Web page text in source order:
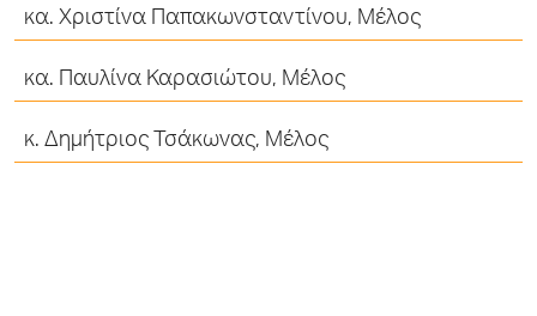
κα. Χριστίνα Παπακωνσταντίνου, Μέλος
κα. Παυλίνα Καρασιώτου, Μέλος
κ. Δημήτριος Τσάκωνας, Μέλος